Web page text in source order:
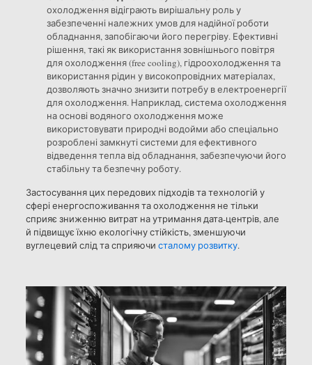
охолодження відіграють вирішальну роль у
забезпеченні належних умов для надійної роботи
обладнання, запобігаючи його перегріву. Ефективні
рішення, такі як використання зовнішнього повітря
для охолодження (free cooling), гідроохолодження та
використання рідин у високопровідних матеріалах,
дозволяють значно знизити потребу в електроенергії
для охолодження. Наприклад, система охолодження
на основі водяного охолодження може
використовувати природні водойми або спеціально
розроблені замкнуті системи для ефективного
відведення тепла від обладнання, забезпечуючи його
стабільну та безпечну роботу.
Застосування цих передових підходів та технологій у
сфері енергоспоживання та охолодження не тільки
сприяє зниженню витрат на утримання дата-центрів, але
й підвищує їхню екологічну стійкість, зменшуючи
вуглецевий слід та сприяючи сталому розвитку.